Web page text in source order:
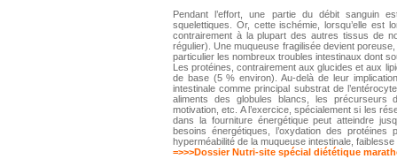
Pendant l’effort, une partie du débit sanguin
squelettiques. Or, cette ischémie, lorsqu’elle est
contrairement à la plupart des autres tissus de
régulier). Une muqueuse fragilisée devient
particulier les nombreux troubles intestinaux dont
Les protéines, contrairement aux glucides et aux
de base (5 % environ). Au-delà de leur
intestinale comme principal substrat de
aliments des globules blancs, les précurseurs
motivation, etc. A l’exercice, spécialement si les
dans la fourniture énergétique peut atteindre
besoins énergétiques, l’oxydation des
hyperméabilité de la muqueuse intestinale,
=>>>Dossier Nutri-site spécial diététique